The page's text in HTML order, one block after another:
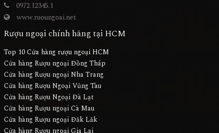
0972.12345.1
www.ruoungoai.net
Rượu ngoại chính hãng tại HCM
Top 10 Cửa hàng rượu ngoại HCM
Cửa hàng Rượu ngoại Đồng Tháp
Cửa hàng Rượu ngoại Nha Trang
Cửa hàng Rượu Ngoại Vũng Tàu
Cửa hàng Rượu Ngoại Đà Lạt
Cửa hàng Rượu ngoại Cà Mau
Cửa hàng Rượu ngoại Đăk Lăk